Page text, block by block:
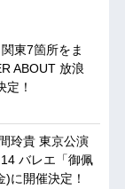
東7箇所をま
ABOUT 放浪
！
玲貴 東京公演
バレエ「御佩
に開催決定！